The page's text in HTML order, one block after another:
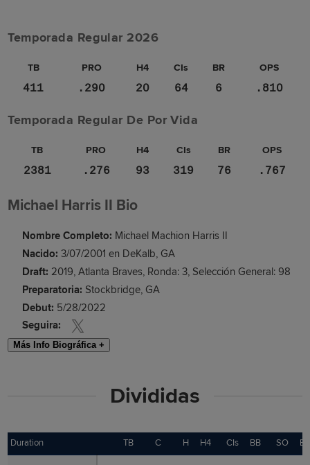
Temporada Regular 2026
TB PRO H4 CIs BR OPS
411 .290 20 64 6 .810
Temporada Regular De Por Vida
TB PRO H4 CIs BR OPS
2381 .276 93 319 76 .767
Michael Harris II Bio
Nombre Completo: Michael Machion Harris II
Nacido: 3/07/2001 en DeKalb, GA
Draft: 2019, Atlanta Braves, Ronda: 3, Selección General: 98
Preparatoria: Stockbridge, GA
Debut: 5/28/2022
Seguira:
Más Info Biográfica +
Divididas
Duration TB C H H4 CIs BB SO
Duration